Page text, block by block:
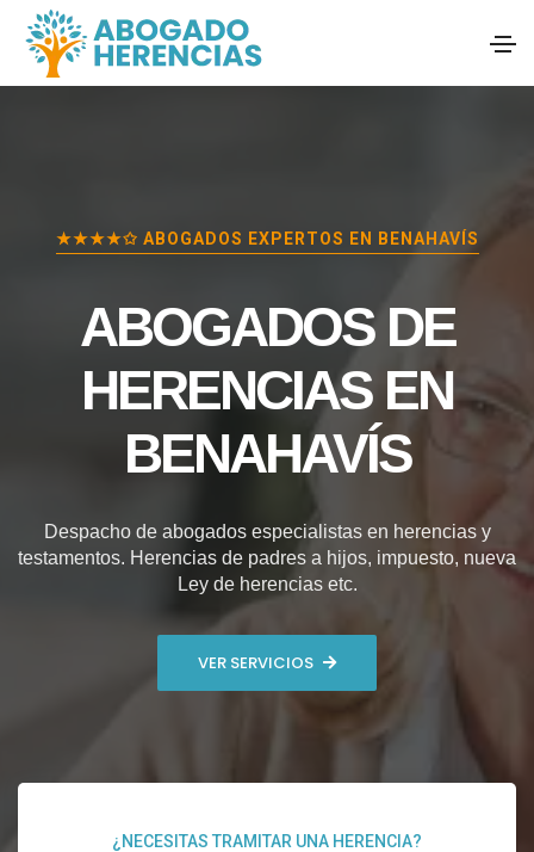
★★★★✩ ABOGADOS EXPERTOS EN BENAHAVÍS
ABOGADOS DE
HERENCIAS EN
BENAHAVÍS
Despacho de abogados especialistas en herencias y
testamentos. Herencias de padres a hijos, impuesto, nueva
Ley de herencias etc.
VER SERVICIOS
¿NECESITAS TRAMITAR UNA HERENCIA?